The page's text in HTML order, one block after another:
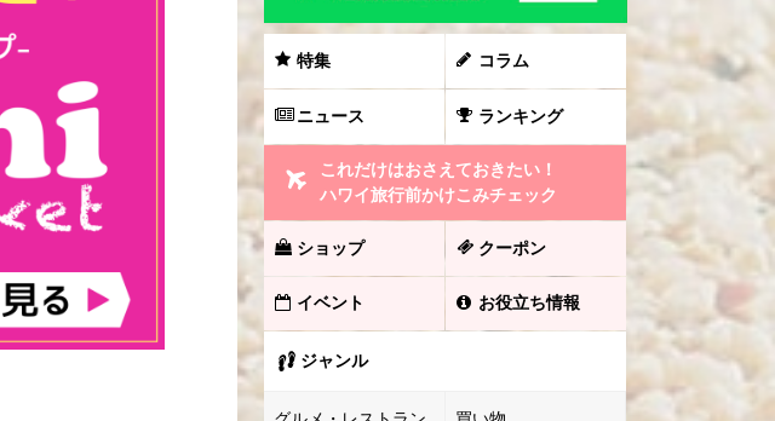
特集 コラム
ニュース ランキング
これだけはおさえておきたい！
ハワイ旅行前かけこみチェック
ショップ クーポン
イベント お役立ち情報
ジャンル